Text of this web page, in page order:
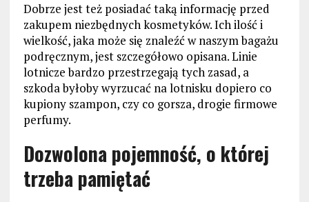
Dobrze jest też posiadać taką informację przed
zakupem niezbędnych kosmetyków. Ich ilość i
wielkość, jaka może się znaleźć w naszym bagażu
podręcznym, jest szczegółowo opisana. Linie
lotnicze bardzo przestrzegają tych zasad, a
szkoda byłoby wyrzucać na lotnisku dopiero co
kupiony szampon, czy co gorsza, drogie firmowe
perfumy.
Dozwolona pojemność, o której
trzeba pamiętać